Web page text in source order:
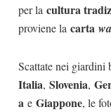
per la cultura
proviene la carta
Scattate nei giardini
Italia, Slovenia,
a e Giappone, le